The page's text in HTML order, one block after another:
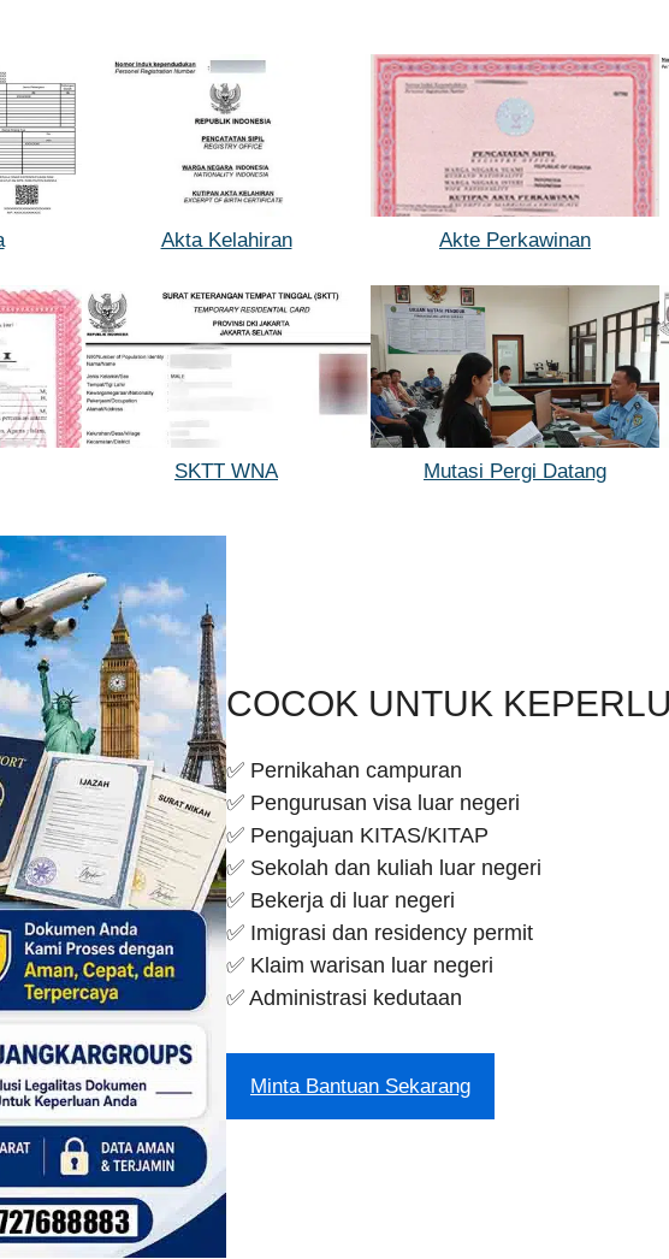
Akta Kelahiran Akte Perkawinan
SKTT WNA Mutasi Pergi Datang
COCOK UNTUK
✅ Pernikahan campuran
✅ Pengurusan visa luar negeri
✅ Pengajuan KITAS/KITAP
✅ Sekolah dan kuliah luar negeri
✅ Bekerja di luar negeri
✅ Imigrasi dan residency permit
✅ Klaim warisan luar negeri
✅ Administrasi kedutaan
Minta Bantuan Sekarang